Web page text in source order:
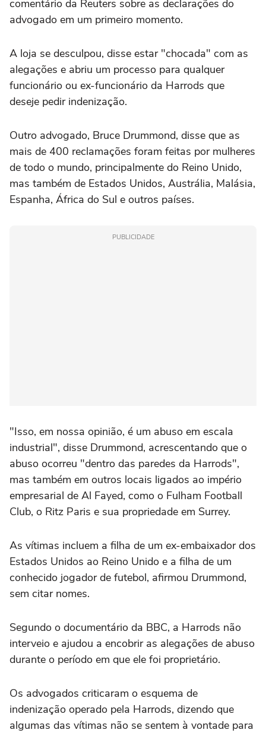
comentário da Reuters sobre as declarações do
advogado em um primeiro momento.
A loja se desculpou, disse estar "chocada" com as
alegações e abriu um processo para qualquer
funcionário ou ex-funcionário da Harrods que
deseje pedir indenização.
Outro advogado, Bruce Drummond, disse que as
mais de 400 reclamações foram feitas por mulheres
de todo o mundo, principalmente do Reino Unido,
mas também de Estados Unidos, Austrália, Malásia,
Espanha, África do Sul e outros países.
PUBLICIDADE
"Isso, em nossa opinião, é um abuso em escala
industrial", disse Drummond, acrescentando que o
abuso ocorreu "dentro das paredes da Harrods",
mas também em outros locais ligados ao império
empresarial de Al Fayed, como o Fulham Football
Club, o Ritz Paris e sua propriedade em Surrey.
As vítimas incluem a filha de um ex-embaixador dos
Estados Unidos ao Reino Unido e a filha de um
conhecido jogador de futebol, afirmou Drummond,
sem citar nomes.
Segundo o documentário da BBC, a Harrods não
interveio e ajudou a encobrir as alegações de abuso
durante o período em que ele foi proprietário.
Os advogados criticaram o esquema de
indenização operado pela Harrods, dizendo que
algumas das vítimas não se sentem à vontade para